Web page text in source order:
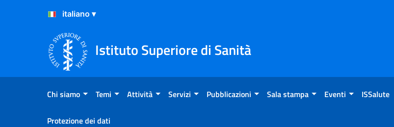
Salta al Contenuto
Salta al Footer
Istituto Superiore di Sanità
Chi siamo Temi Attività Servizi Pubblicazioni Sala stampa Eventi ISSalute
Protezione dei dati